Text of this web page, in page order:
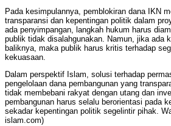
Pada kesimpulannya, pemblokiran dana IKN
transparansi dan kepentingan politik dalam
ada penyimpangan, langkah hukum harus
publik tidak disalahgunakan. Namun, jika ada
baliknya, maka publik harus kritis terhadap
kekuasaan.
Dalam perspektif Islam, solusi terhadap
pengelolaan dana pembangunan yang
tidak membebani rakyat dengan utang dan
pembangunan harus selalu berorientasi pada
sekadar kepentingan politik segelintir pihak.
islam.com)